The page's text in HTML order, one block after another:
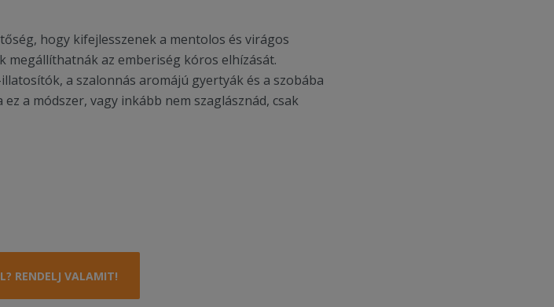
hogy kifejlesszenek a mentolos és virágos
megállíthatnák az emberiség kóros elhízását.
a szalonnás aromájú gyertyák és a szobába
a módszer, vagy inkább nem szaglásznád, csak
RENDELJ VALAMIT!